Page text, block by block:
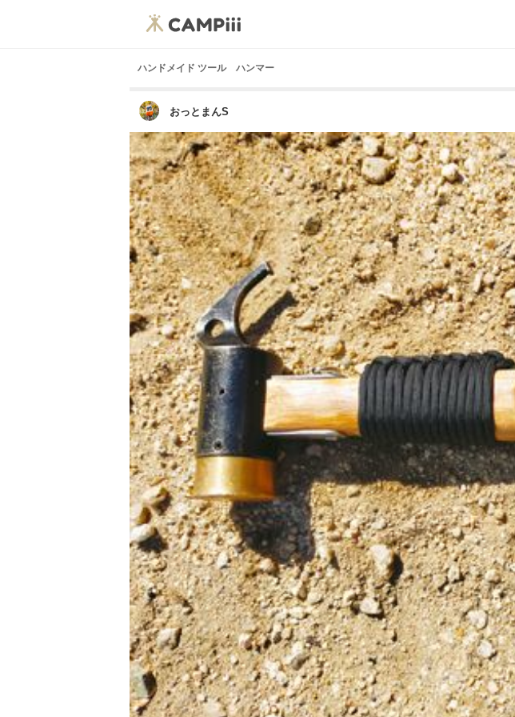
ハンドメイド ツール ハンマー
おっとまんS